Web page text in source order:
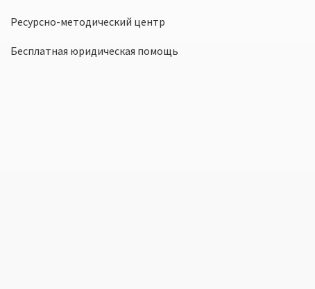
Ресурсно-методический центр
Бесплатная юридическая помощь